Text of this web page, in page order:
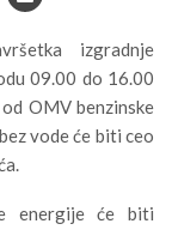
izgradnje
09.00 do 16.00
OMV benzinske
vode će biti ceo
energije će biti